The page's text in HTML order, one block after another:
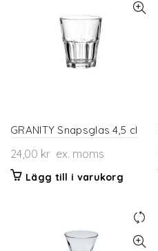
GRANITY Snapsglas 4,5 cl
24,00 kr ex. moms
Lägg till i varukorg